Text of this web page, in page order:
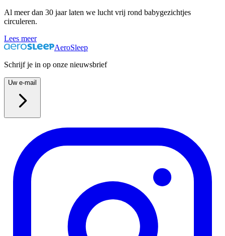
Al meer dan 30 jaar laten we lucht vrij rond babygezichtjes
circuleren.
Lees meer
AeroSleep
Schrijf je in op onze nieuwsbrief
Uw e-mail